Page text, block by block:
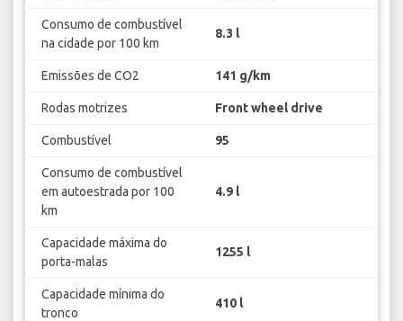
Consumo de combustível
na cidade por 100 km
8.3 l
Emissões de CO2 141 g/km
Rodas motrizes Front wheel drive
Combustível 95
Consumo de combustível
em autoestrada por 100
km
4.9 l
Capacidade máxima do
porta-malas
1255 l
Capacidade mínima do
tronco
410 l